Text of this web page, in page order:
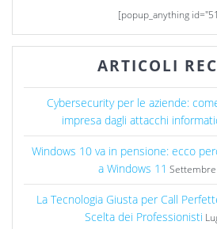
[popup_anything
ARTICOLI
Cybersecurity per le aziende:
impresa dagli attacchi
Windows 10 va in pensione: ecco
a Windows 11
La Tecnologia Giusta per Call
Scelta dei Professionisti